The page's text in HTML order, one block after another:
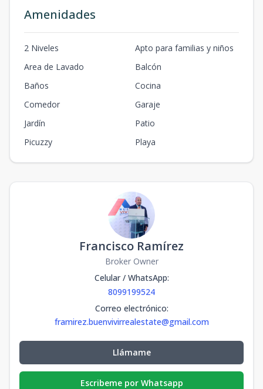
Amenidades
2 Niveles
Apto para familias y niños
Area de Lavado
Balcón
Baños
Cocina
Comedor
Garaje
Jardín
Patio
Picuzzy
Playa
Francisco Ramírez
Broker Owner
Celular / WhatsApp:
8099199524
Correo electrónico:
framirez.buenvivirrealestate@gmail.com
Llámame
Escribeme por Whatsapp